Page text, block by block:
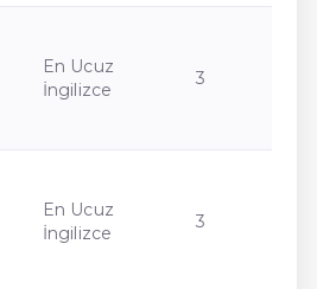
En Ucuz
İngilizce
3
En Ucuz
İngilizce
3